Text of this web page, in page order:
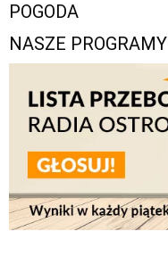
POGODA
NASZE PROGRAMY